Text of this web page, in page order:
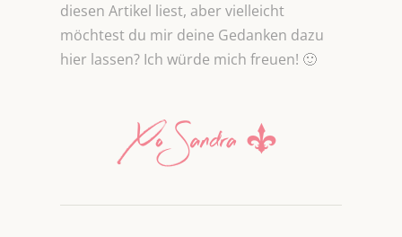
diesen Artikel liest, aber vielleicht
möchtest du mir deine Gedanken dazu
hier lassen? Ich würde mich freuen! 🙂